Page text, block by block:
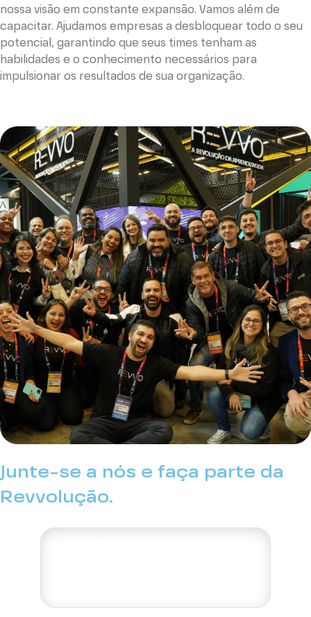
nossa visão em constante expansão. Vamos além de
capacitar. Ajudamos empresas a desbloquear todo o seu
potencial, garantindo que seus times tenham as
habilidades e o conhecimento necessários para
impulsionar os resultados de sua organização.
Junte-se a nós e faça parte da
Revvolução.